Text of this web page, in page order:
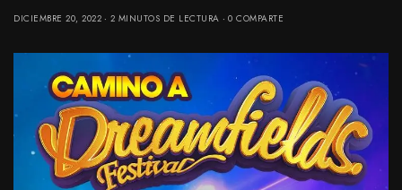
DICIEMBRE 20, 2022 2 MINUTOS DE LECTURA 0 COMPARTE